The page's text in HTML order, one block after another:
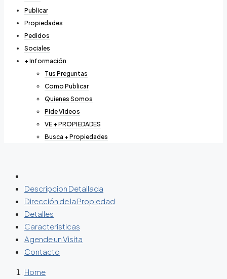
Publicar
Propiedades
Pedidos
Sociales
+ Información
Tus Preguntas
Como Publicar
Quienes Somos
Pide Videos
VE + PROPIEDADES
Busca + Propiedades
Descripcion Detallada
Dirección de la Propiedad
Detalles
Caracteristicas
Agende un Visita
Contacto
Home